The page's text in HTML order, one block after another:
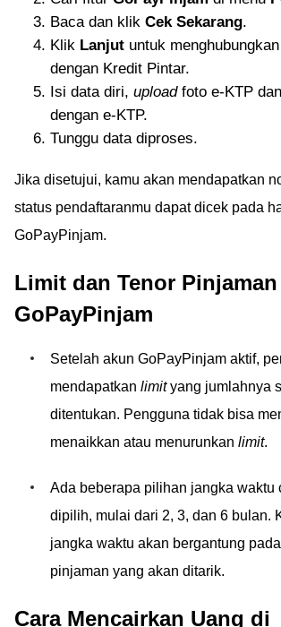
Baca dan klik Cek Sekarang.
Klik Lanjut untuk
dengan Kredit Pintar.
Isi data diri, uploadfoto e-KTP
dengan e-KTP.
Tunggu data diproses.
Jika disetujui, kamu akan mendapatkan
status pendaftaranmu dapat dicek pada
GoPayPinjam.
Limit dan Tenor Pinjaman
GoPayPinjam
Setelah akun GoPayPinjam aktif,
mendapatkan limityang jumlahnya
ditentukan. Pengguna tidak bisa
menaikkan atau menurunkan limit.
Ada beberapa pilihan jangka waktu
dipilih, mulai dari 2, 3, dan 6 bulan.
jangka waktu akan bergantung
pinjaman yang akan ditarik.
Cara Mencairkan Uang di